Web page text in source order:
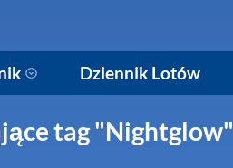
Dziennik Lotów
tag "Nightglow"